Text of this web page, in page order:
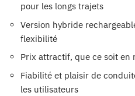
pour les longs trajets
Version hybride
flexibilité
Prix attractif, que ce soit en
Fiabilité et plaisir de
les utilisateurs